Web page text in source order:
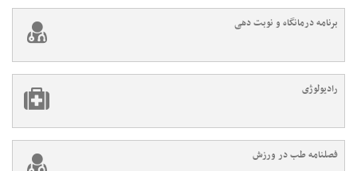
برنامه درمانگاه و نوبت دهی
رادیولوژی
فصلنامه طب در ورزش